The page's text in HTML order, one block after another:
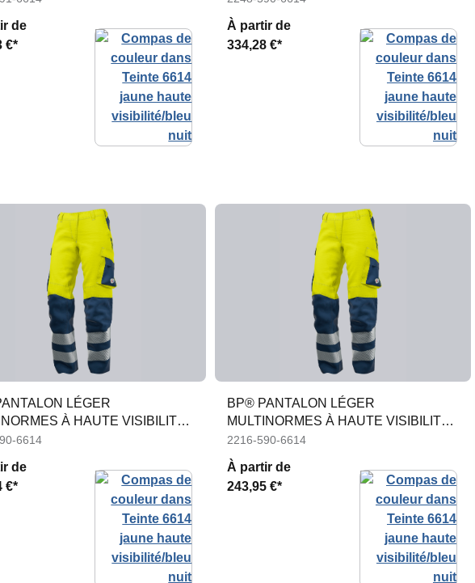
de
€*
À partir de
334,28 €*
LÉGER
À HAUTE VISIBILITÉ
6614
de
€*
BP® PANTALON LÉGER
MULTINORMES À HAUTE VISIBILITÉ
APC1 FEMMES
2216-590-6614
À partir de
243,95 €*